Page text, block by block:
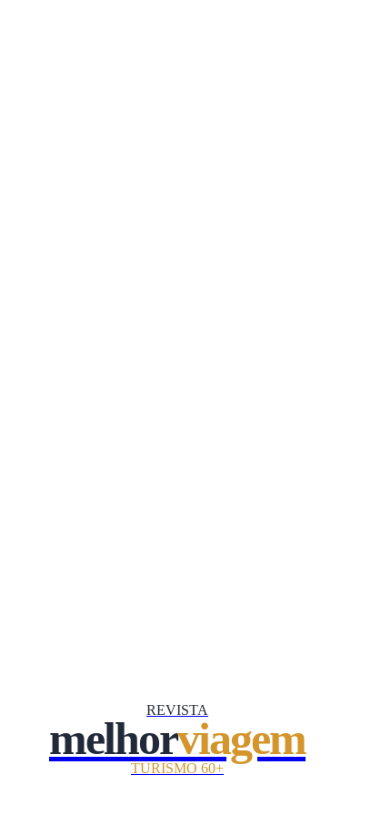
REVISTA
melhorviagem
TURISMO 60+